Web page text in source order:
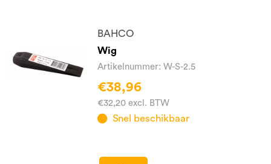
BAHCO
Wig
Artikelnummer: W-S-2.5
€38,96
€32,20 excl. BTW
Snel beschikbaar